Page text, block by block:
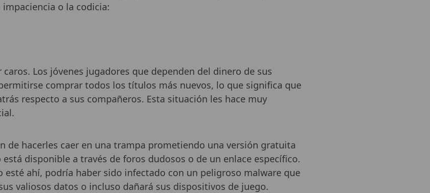
o la codicia:
Los jóvenes jugadores que dependen del dinero de sus
comprar todos los títulos más nuevos, lo que significa que
respecto a sus compañeros. Esta situación les hace muy
de hacerles caer en una trampa prometiendo una versión gratuita
disponible a través de foros dudosos o de un enlace específico.
esté ahí, podría haber sido infectado con un peligroso malware que
valiosos datos o incluso dañará sus dispositivos de juego.